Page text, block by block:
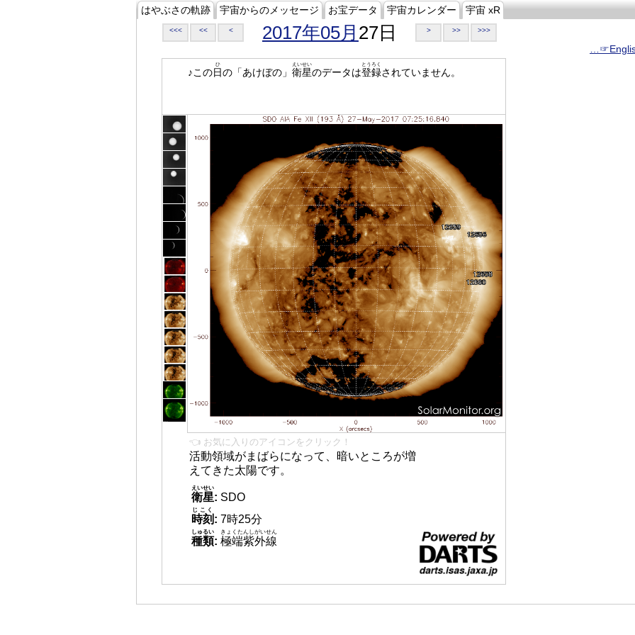
はやぶさの軌跡 宇宙からのメッセージ お宝データ 宇宙カレンダー 宇宙 xR
<<< << < 2017年05月 27日 > >> >>>
♪この日
ひ
の「あけぼの」 衛星
えいせい
のデータは登録
とうろく
されていません。
👈 お気に入りのアイコンをクリック！
活動領域がまばらになって、暗いところが増
えてきた太陽です。
衛星
えいせい
: SDO
時刻
じこく
: 7時25分
種類
しゅるい
: 極端紫外線
きょくたんしがいせん